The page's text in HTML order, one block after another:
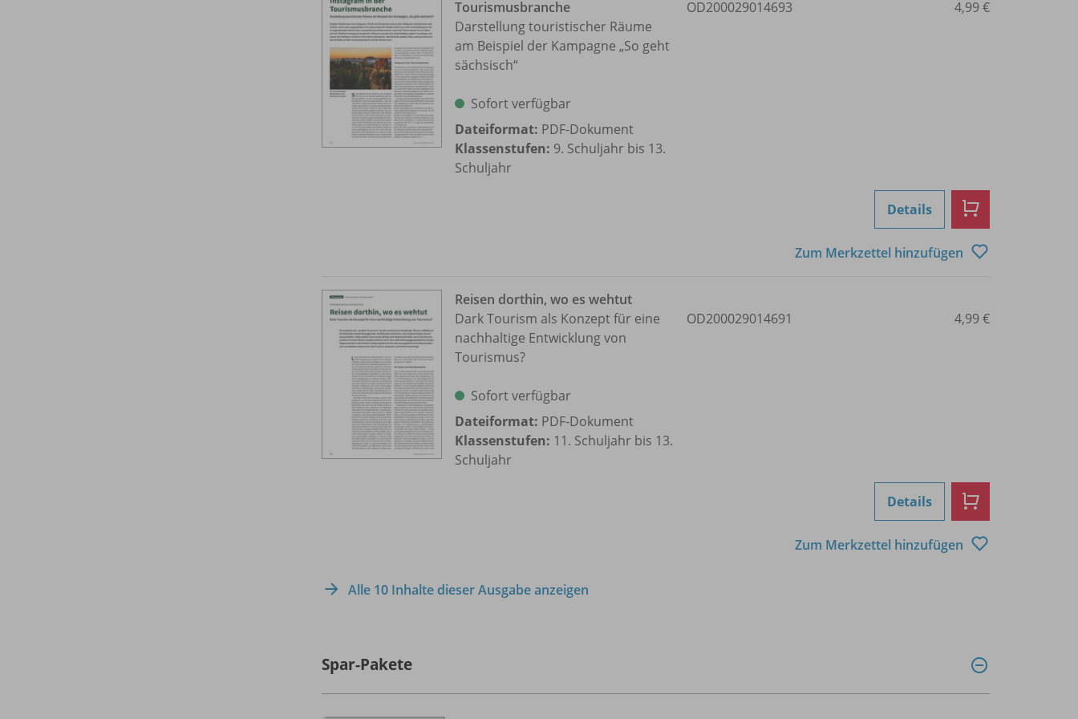
Tourismusbranche
Darstellung touristischer Räume
am Beispiel der Kampagne „So geht
sächsisch“
Sofort verfügbar
Dateiformat: PDF-Dokument
Klassenstufen: 9. Schuljahr bis 13.
Schuljahr
OD200029014693 4,99 €
Details
Zum Merkzettel hinzufügen
Reisen dorthin, wo es wehtut
Dark Tourism als Konzept für eine
nachhaltige Entwicklung von
Tourismus?
Sofort verfügbar
Dateiformat: PDF-Dokument
Klassenstufen: 11. Schuljahr bis 13.
Schuljahr
OD200029014691 4,99 €
Details
Zum Merkzettel hinzufügen
Alle 10 Inhalte dieser Ausgabe anzeigen
Spar-Pakete